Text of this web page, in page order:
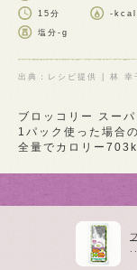
15分 -kcal
塩分 -g
出典：レシピ提供 | 林 幸
ブロッコリー スー
1パック使った場合
全量でカロリー